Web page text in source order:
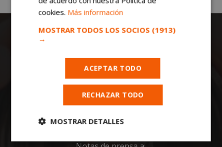
Todas las noticias de Móstoles en
mostoleshoy.com. Mantente informado de
toda la actualidad, noticias, eventos, ocio y
deportes de tu ciudad. ¡Síguenos!
cookies. Más información
MOSTRAR TODOS LOS SOCIOS (1913)
→
ACEPTAR TODO
RECHAZAR TODO
MOSTRAR DETALLES
Cookies
Cookies de